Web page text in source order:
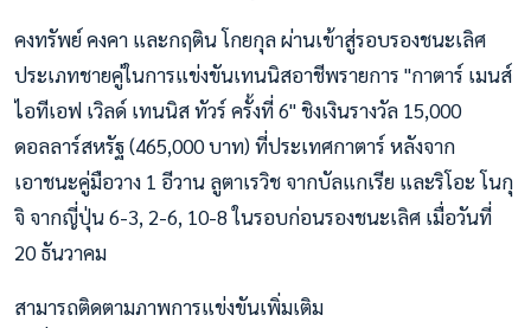
คงทรัพย์ คงคา และกฤติน โกยกุล ผ่านเข้าสู่รอบรองชนะเลิศ
ประเภทชายคู่ในการแข่งขันเทนนิสอาชีพรายการ "กาตาร์ เมนส์
ไอทีเอฟ เวิลด์ เทนนิส ทัวร์ ครั้งที่ 6" ชิงเงินรางวัล 15,000
ดอลลาร์สหรัฐ (465,000 บาท) ที่ประเทศกาตาร์ หลังจาก
เอาชนะคู่มือวาง 1 อีวาน ลูตาเรวิช จากบัลแกเรีย และริโอะ โนกุ
จิ จากญี่ปุ่น 6-3, 2-6, 10-8 ในรอบก่อนรองชนะเลิศ เมื่อวันที่
20 ธันวาคม
สามารถติดตามภาพการแข่งขันเพิ่มเติม